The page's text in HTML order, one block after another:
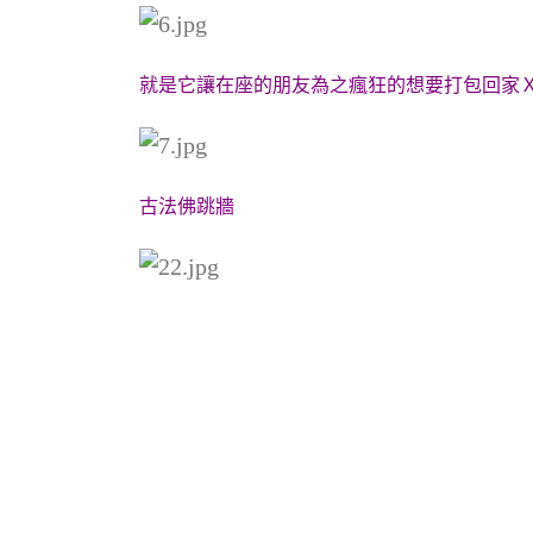
就是它讓在座的朋友為之瘋狂的想要打包回家
古法佛跳牆